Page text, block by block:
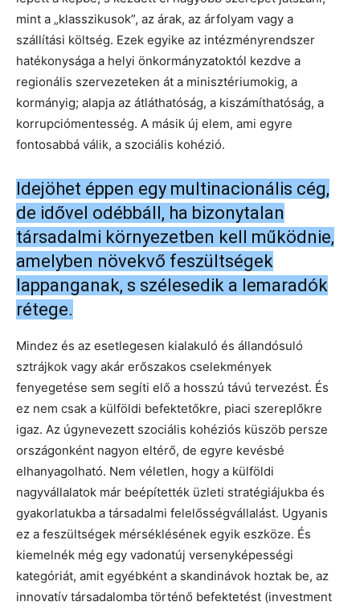
mint a „klasszikusok”, az árak, az árfolyam vagy a
szállítási költség. Ezek egyike az intézményrendszer
hatékonysága a helyi önkormányzatoktól kezdve a
regionális szervezeteken át a minisztériumokig, a
kormányig; alapja az átláthatóság, a kiszámíthatóság, a
korrupciómentesség. A másik új elem, ami egyre
fontosabbá válik, a szociális kohézió.
Idejöhet éppen egy multinacionális cég,
de idővel odébbáll, ha bizonytalan
társadalmi környezetben kell működnie,
amelyben növekvő feszültségek
lappanganak, s szélesedik a lemaradók
rétege.
Mindez és az esetlegesen kialakuló és állandósuló
sztrájkok vagy akár erőszakos cselekmények
fenyegetése sem segíti elő a hosszú távú tervezést. És
ez nem csak a külföldi befektetőkre, piaci szereplőkre
igaz. Az úgynevezett szociális kohéziós küszöb persze
országonként nagyon eltérő, de egyre kevésbé
elhanyagolható. Nem véletlen, hogy a külföldi
nagyvállalatok már beépítették üzleti stratégiájukba és
gyakorlatukba a társadalmi felelősségvállalást. Ugyanis
ez a feszültségek mérséklésének egyik eszköze. És
kiemelnék még egy vadonatúj versenyképességi
kategóriát, amit egyébként a skandinávok hoztak be, az
innovatív társadalomba történő befektetést (investment